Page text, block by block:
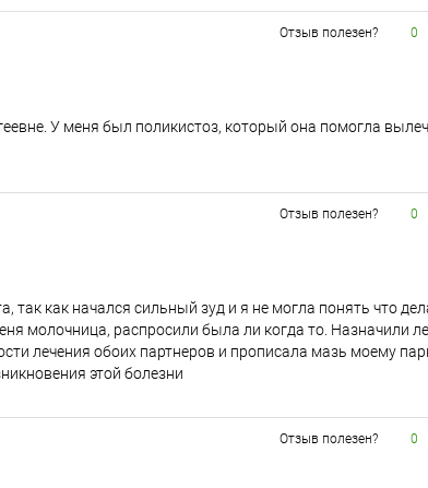
Отзыв полезен? 0
У меня был поликистоз, который она помогла
Отзыв полезен? 0
так как начался сильный зуд и я не могла понять что
молочница, распросили была ли когда то. Назначили
лечения обоих партнеров и прописала мазь моему
этой болезни
Отзыв полезен? 0